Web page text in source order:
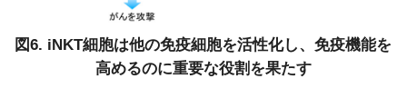
図6. iNKT細胞は他の免疫細胞を活性化し、免疫機能を
高めるのに重要な役割を果たす